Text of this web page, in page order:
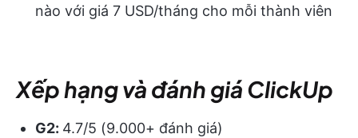
nào với giá 7 USD/tháng cho mỗi thành viên
Xếp hạng và đánh giá ClickUp
G2: 4.7/5 (9.000+ đánh giá)